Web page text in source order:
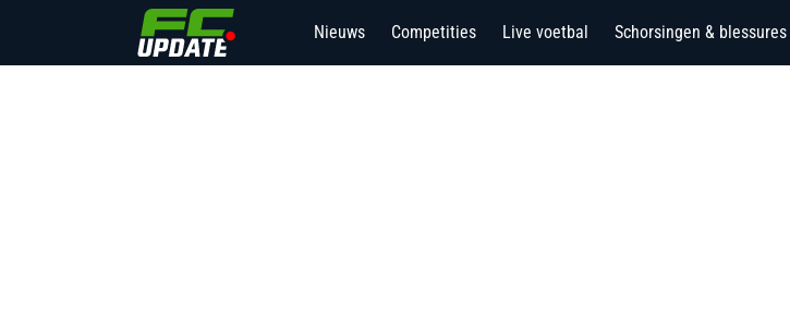
Nieuws Competities Live voetbal Schorsingen & blessures